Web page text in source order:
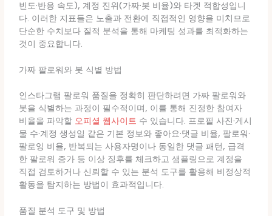
빈도·반응 속도), 계정 진위(가짜·봇 비율)와 타겟 적합성입니
다. 이러한 지표들은 노출과 전환에 직접적인 영향을 미치므로
단순한 수치보다 질적 분석을 통해 마케팅 성과를 최적화하는
것이 중요합니다.
가짜 팔로워와 봇 식별 방법
인스타그램 팔로워 품질을 정확히 판단하려면 가짜 팔로워와
봇을 식별하는 과정이 필수적이며, 이를 통해 진정한 참여자
비율을 파악할 오피셜 웹사이트 수 있습니다. 프로필 사진·게시
물 수·계정 생성일 같은 기본 정보와 좋아요·댓글 비율, 팔로워·
팔로잉 비율, 반복되는 사용자명이나 동일한 댓글 패턴, 급격
한 팔로워 증가 등 이상 징후를 체크하고 샘플링으로 계정을
직접 검토하거나 신뢰할 수 있는 분석 도구를 활용해 비정상적
활동을 탐지하는 방법이 효과적입니다.
품질 분석 도구 및 방법